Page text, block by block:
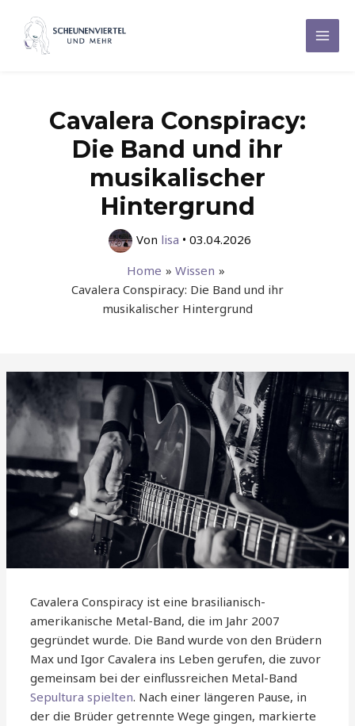
Inhalt
springen
Main
Cavalera Conspiracy:
Die Band und ihr
musikalischer
Hintergrund
Von lisa • 03.04.2026
Home
Wissen
Cavalera Conspiracy: Die Band und ihr
musikalischer Hintergrund
Cavalera Conspiracy ist eine brasilianisch-
amerikanische Metal-Band, die im Jahr 2007
gegründet wurde. Die Band wurde von den Brüdern
Max und Igor Cavalera ins Leben gerufen, die zuvor
gemeinsam bei der einflussreichen Metal-Band
Sepultura spielten. Nach einer längeren Pause, in
der die Brüder getrennte Wege gingen, markierte